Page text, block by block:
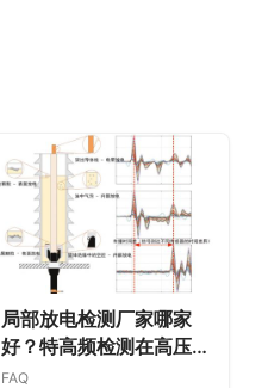
局部放电检测厂家哪家
好？特高频检测在高压电
缆终端的应用解析
FAQ